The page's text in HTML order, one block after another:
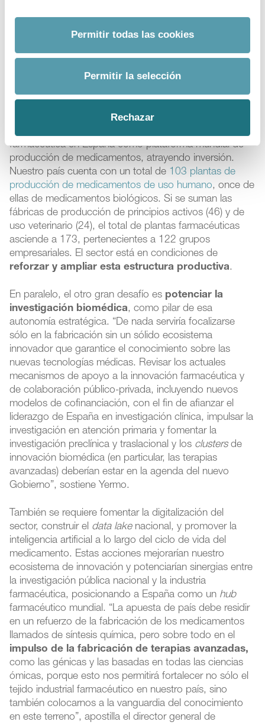
Permitir todas las cookies
Permitir la selección
Rechazar
contribuir a la autonomía estratégica
Por tanto, la
esencial de las economías desarrolladas
y, como tal, su
desarrollo e impulso es de interés general. ¿Cuáles son,
los
que afronta este sector en relación
con la búsqueda de esa autonomía estratégica abierta?
En primer lugar, potenciar el rol de la industria
farmacéutica en España como plataforma mundial de
producción de medicamentos, atrayendo inversión.
Nuestro país cuenta con un total de 103 plantas de
producción de medicamentos de uso humano, once de
ellas de medicamentos biológicos. Si se suman las
fábricas de producción de principios activos (46) y de
uso veterinario (24), el total de plantas farmacéuticas
asciende a 173, pertenecientes a 122 grupos
empresariales. El sector está en condiciones de
reforzar y ampliar esta estructura productiva.
En paralelo, el otro gran desafío es potenciar la
investigación biomédica, como pilar de esa
autonomía estratégica. “De nada serviría focalizarse
sólo en la fabricación sin un sólido ecosistema
innovador que garantice el conocimiento sobre las
nuevas tecnologías médicas. Revisar los actuales
mecanismos de apoyo a la innovación farmacéutica y
de colaboración público-privada, incluyendo nuevos
modelos de cofinanciación, con el fin de afianzar el
liderazgo de España en investigación clínica, impulsar la
investigación en atención primaria y fomentar la
investigación preclínica y traslacional y los clustersde
innovación biomédica (en particular, las terapias
avanzadas) deberían estar en la agenda del nuevo
Gobierno”, sostiene Yermo.
También se requiere fomentar la digitalización del
sector, construir el data lakenacional, y promover la
inteligencia artificial a lo largo del ciclo de vida del
medicamento. Estas acciones mejorarían nuestro
ecosistema de innovación y potenciarían sinergias entre
la investigación pública nacional y la industria
farmacéutica, posicionando a España como un hub
farmacéutico mundial. “La apuesta de país debe residir
en un refuerzo de la fabricación de los medicamentos
llamados de síntesis química, pero sobre todo en el
impulso de la fabricación de terapias avanzadas,
como las génicas y las basadas en todas las ciencias
ómicas, porque esto nos permitirá fortalecer no sólo el
tejido industrial farmacéutico en nuestro país, sino
también colocarnos a la vanguardia del conocimiento
en este terreno”, apostilla el director general de